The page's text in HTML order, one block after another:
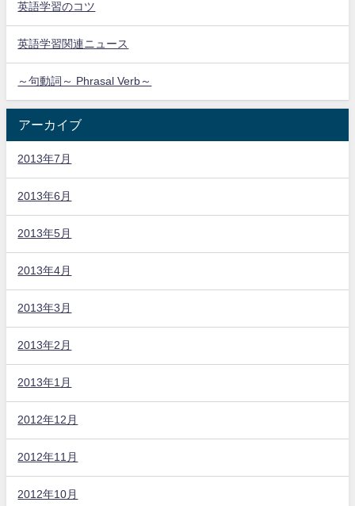
英語学習のコツ
英語学習関連ニュース
～句動詞～ Phrasal Verb～
アーカイブ
2013年7月
2013年6月
2013年5月
2013年4月
2013年3月
2013年2月
2013年1月
2012年12月
2012年11月
2012年10月